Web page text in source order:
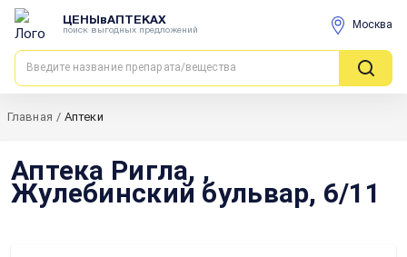
ЦЕНЫвАПТЕКАХ
поиск выгодных предложений Москва
Главная / Аптеки
Аптека Ригла, ,
Жулебинский бульвар, 6/11